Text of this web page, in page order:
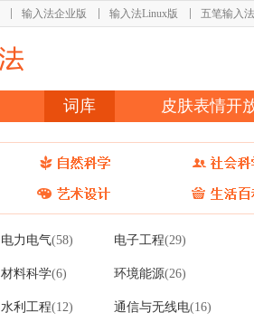
输入法企业版 输入法Linux版 五笔输入法
词库 皮肤表情开
电力电气(58) 电子工程(29)
材料科学(6) 环境能源(26)
水利工程(12) 通信与无线电(16)